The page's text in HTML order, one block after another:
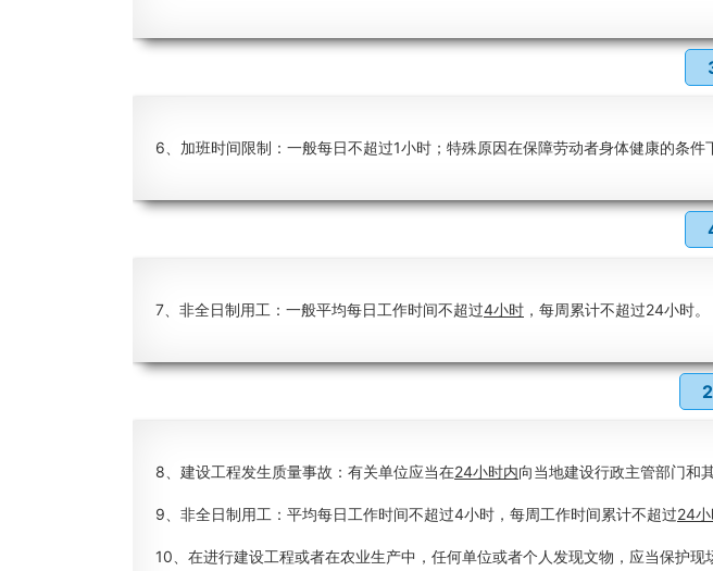
6、加班时间限制：一般每日不超过1小时；特殊原因在保障劳动者身体健康的条件
7、非全日制用工：一般平均每日工作时间不超过4小时 ，每周累计不超过24小时。
8、建设工程发生质量事故：有关单位应当在24小时内向当地建设行政主管部门和
9、非全日制用工：平均每日工作时间不超过4小时，每周工作时间累计不超过24
10、在进行建设工程或者在农业生产中，任何单位或者个人发现文物，应当保护